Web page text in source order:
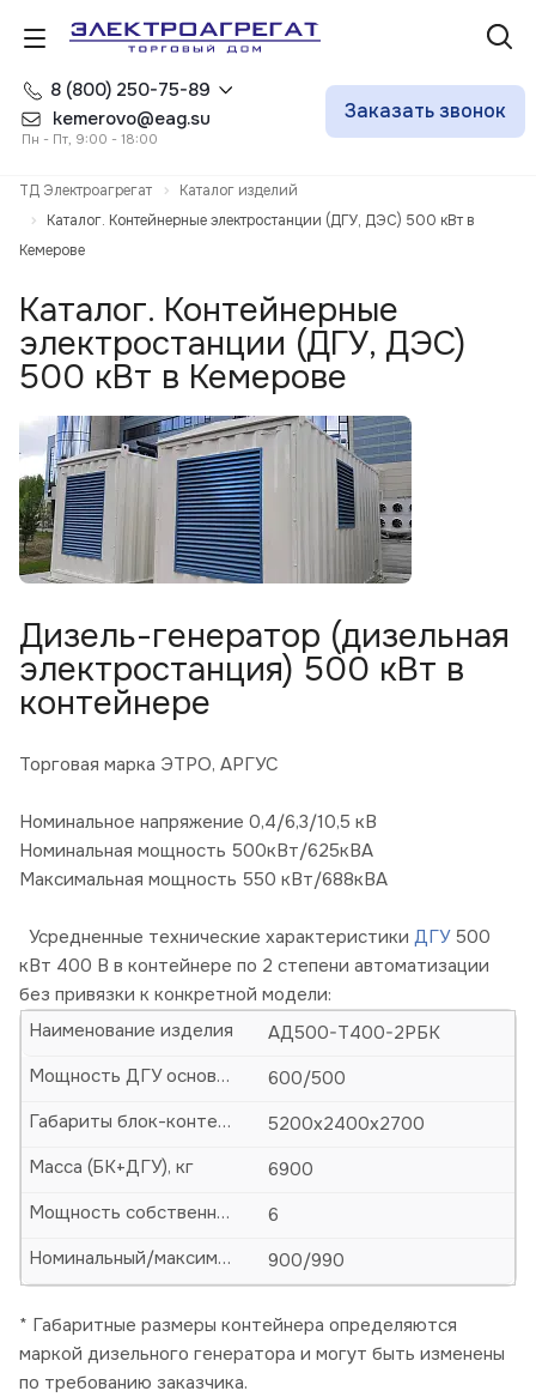
8 (800) 250-75-89
kemerovo@eag.su
Пн - Пт, 9:00 - 18:00
Заказать звонок
ТД Электроагрегат
Каталог изделий
Каталог. Контейнерные электростанции (ДГУ, ДЭС) 500 кВт в
Кемерове
Каталог. Контейнерные
электростанции (ДГУ, ДЭС)
500 кВт в Кемерове
Дизель-генератор (дизельная
электростанция) 500 кВт в
контейнере
Торговая марка ЭТРО, АРГУС
Номинальное напряжение 0,4/6,3/10,5 кВ
Номинальная мощность 500кВт/625кВА
Максимальная мощность 550 кВт/688кВА
Усредненные технические характеристики ДГУ500
кВт 400 В в контейнере по 2 степени автоматизации
без привязки к конкретной модели:
АД500-Т400-2РБК
Наименование изделия
600/500
Мощность ДГУ основная (кВА/кВт)
5200х2400х2700
Габариты блок-контейнера (БК)-ДхШхВ, мм
6900
Масса (БК+ДГУ), кг
6
Мощность собственных нужд, кВт
900/990
Номинальный/максимальный ток, А
* Габаритные размеры контейнера определяются
маркой дизельного генератора и могут быть изменены
по требованию заказчика.